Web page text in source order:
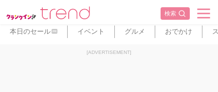
検索
本日のセール PR イベント グルメ おでかけ
[ADVERTISEMENT]